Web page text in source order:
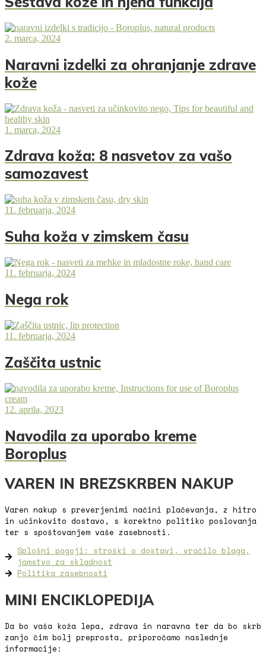
2. marca, 2024
Naravni izdelki za ohranjanje zdrave
kože
1. marca, 2024
Zdrava koža: 8 nasvetov za vašo
samozavest
11. februarja, 2024
Suha koža v zimskem času
11. februarja, 2024
Nega rok
11. februarja, 2024
Zaščita ustnic
12. aprila, 2023
Navodila za uporabo kreme
Boroplus
VAREN IN BREZSKRBEN NAKUP
Varen nakup s preverjenimi načini plačevanja, z hitro
in učinkovito dostavo, s korektno politiko poslovanja
ter s spoštovanjem vaše zasebnosti.
Splošni pogoji: stroški o dostavi, vračilo blaga,
jamstvo za skladnost
Politika zasebnosti
MINI ENCIKLOPEDIJA
Da bo vaša koža lepa, zdrava in naravna ter da bo skrb
zanjo čim bolj preprosta, priporočamo naslednje
informacije: